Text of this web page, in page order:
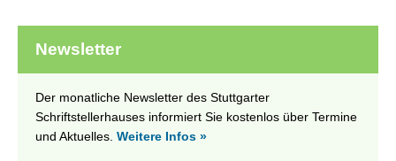
Newsletter
Der monatliche Newsletter des Stuttgarter
Schriftstellerhauses informiert Sie kostenlos über Termine
und Aktuelles. Weitere Infos »